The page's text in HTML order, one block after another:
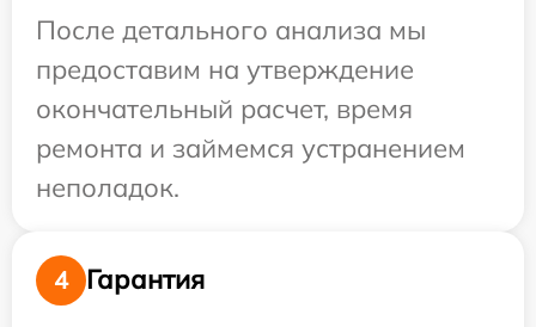
После детального анализа мы
предоставим на утверждение
окончательный расчет, время
ремонта и займемся устранением
неполадок.
4
Гарантия